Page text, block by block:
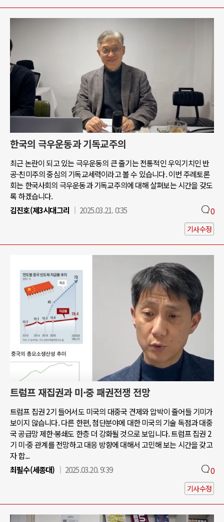
한국의 극우운동과 기독교주의
최근 논란이 되고 있는 극우운동의 큰 줄기는 전통적인 우익기치인 반
공-친미주의 중심의 기독교세력이라고 볼 수 있습니다. 이번 주례토론
회는 한국사회의 극우운동과 기독교주의에 대해 살펴보는 시간을 갖도
록 하겠습니다.
김진호(제3시대그리
2025.03.21. 0:35 0
기사수정
트럼프 재집권과 미·중 패권전쟁 전망
트럼프 집권 2기 들어서도 미국의 대중국 견제와 압박이 줄어들 기미가
보이지 않습니다. 다른 한편, 첨단분야에 대한 미국의 기술 독점과 대중
국 공급망 제한·봉쇄도 한층 더 강화될 것으로 보입니다. 트럼프 집권 2
기 미·중 관계를 전망하고 대응 방향에 대해서 고민해 보는 시간을 갖고
자 합...
최필수(세종대)
2025.03.20. 9:39 0
기사수정